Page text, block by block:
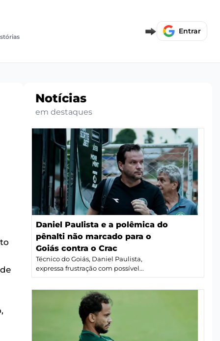
Entrar
Notícias
em destaques
Daniel Paulista e a polêmica do
pênalti não marcado para o
Goiás contra o Crac
Técnico do Goiás, Daniel Paulista,
expressa frustração com possível...